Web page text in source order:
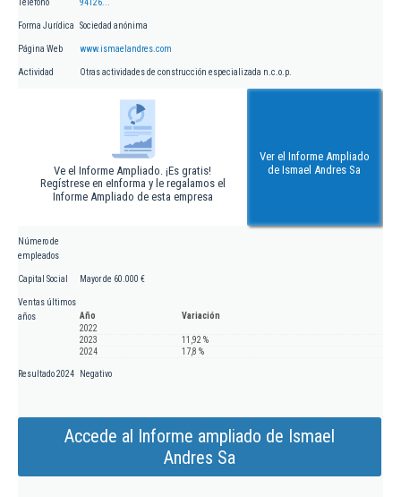
Teléfono 94126...
Forma Jurídica Sociedad anónima
Página Web www.ismaelandres.com
Actividad Otras actividades de construcción especializada n.c.o.p.
Ve el Informe Ampliado. ¡Es gratis!
Regístrese en eInforma y le regalamos el
Informe Ampliado de esta empresa
Ver el Informe Ampliado
de Ismael Andres Sa
Número de
empleados
Capital Social Mayor de 60.000 €
Ventas últimos
años
Año
Variación
2022
2023
11,92 %
2024
17,8 %
Resultado 2024 Negativo
Accede al Informe ampliado de Ismael
Andres Sa